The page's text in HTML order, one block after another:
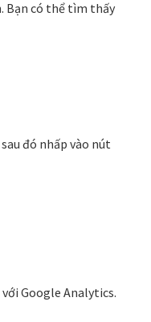
Bạn có thể tìm thấy
đó nhấp vào nút
Google Analytics.